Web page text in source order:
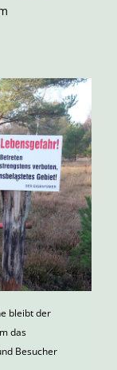
bleibt der
das
Besucher